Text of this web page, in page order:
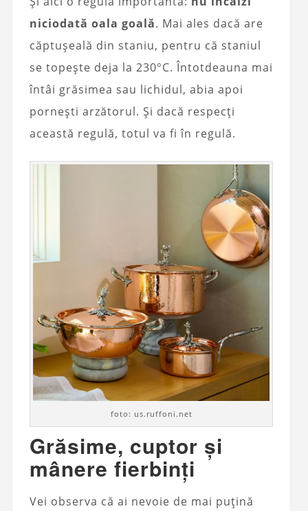
niciodată oala goală. Mai ales dacă are
căptușeală din staniu, pentru că staniul
se topește deja la 230°C. Întotdeauna mai
întâi grăsimea sau lichidul, abia apoi
pornești arzătorul. Și dacă respecți
această regulă, totul va fi în regulă.
foto: us.ruffoni.net
Grăsime, cuptor și
mânere fierbinți
Vei observa că ai nevoie de mai puțină